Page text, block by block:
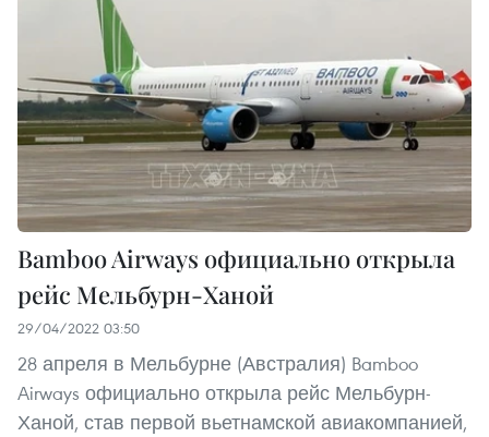
Bamboo Airways официально открыла
рейс Мельбурн-Ханой
29/04/2022 03:50
28 апреля в Мельбурне (Австралия) Bamboo
Airways официально открыла рейс Мельбурн-
Ханой, став первой вьетнамской авиакомпанией,